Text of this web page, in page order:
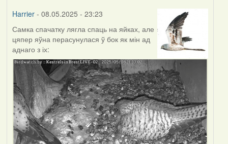
Harrier- 08.05.2025 - 23:23
Самка спачатку лягла спаць на яйках, але
цяпер яўна перасунулася ў бок як мін ад
аднаго з іх: